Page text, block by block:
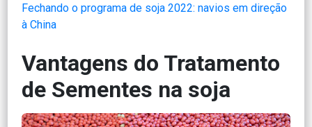
Fechando o programa de soja 2022: navios em direção
à China
Vantagens do Tratamento
de Sementes na soja